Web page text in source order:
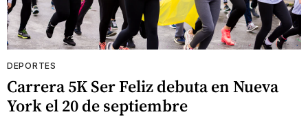
DEPORTES
Carrera 5K Ser Feliz debuta en Nueva
York el 20 de septiembre